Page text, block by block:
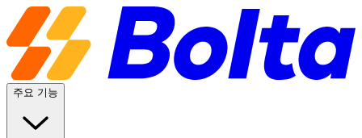
주요 기능